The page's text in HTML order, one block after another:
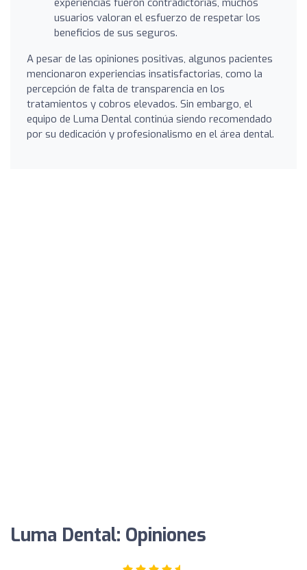
usuarios valoran el esfuerzo de respetar los
beneficios de sus seguros.
A pesar de las opiniones positivas, algunos pacientes
mencionaron experiencias insatisfactorias, como la
percepción de falta de transparencia en los
tratamientos y cobros elevados. Sin embargo, el
equipo de Luma Dental continúa siendo recomendado
por su dedicación y profesionalismo en el área dental.
Luma Dental: Opiniones